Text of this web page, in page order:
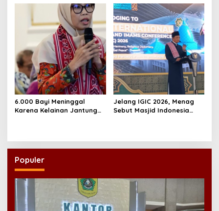
Massal
Regenerasi Kepemimpinan
NU
6.000 Bayi Meninggal
Karena Kelainan Jantung
Jelang IGIC 2026, Menag
Sebut Masjid Indonesia
Populer